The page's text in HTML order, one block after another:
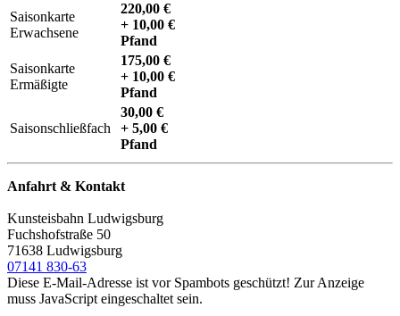
Saisonkarte
Erwachsene
220,00 €
+ 10,00 €
Pfand
Saisonkarte
Ermäßigte
175,00 €
+ 10,00 €
Pfand
Saisonschließfach
30,00 €
+ 5,00 €
Pfand
Anfahrt & Kontakt
Kunsteisbahn Ludwigsburg
Fuchshofstraße 50
71638 Ludwigsburg
07141 830-63
Diese E-Mail-Adresse ist vor Spambots geschützt! Zur Anzeige
muss JavaScript eingeschaltet sein.